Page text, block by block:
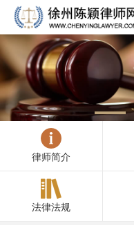
律师简介
法律法规